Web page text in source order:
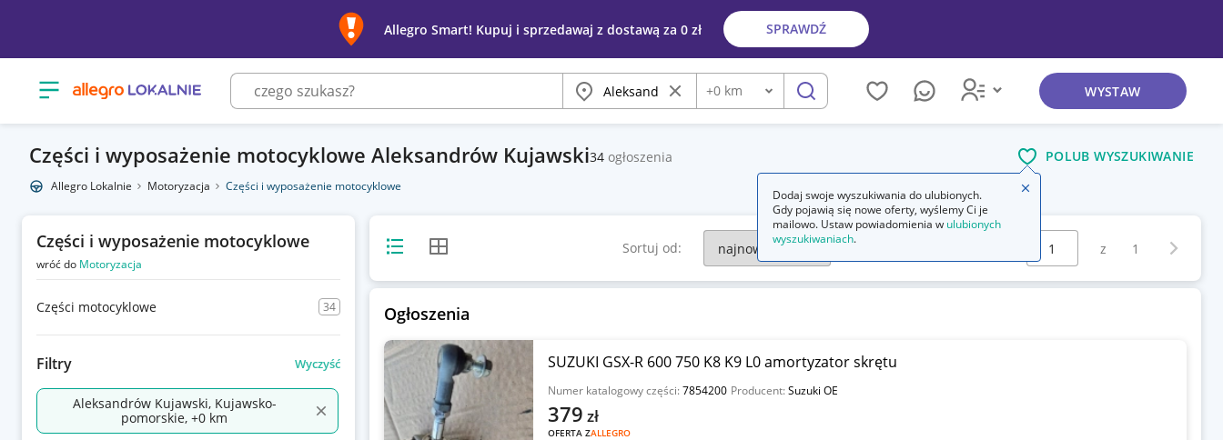
Allegro Smart! Kupuj i sprzedawaj z dostawą za 0 zł SPRAWDŹ
Otwórz menu z kategoriami Miasto Wyczyść frazę
Odległość
+0 km szukaj WYSTAW
Części i wyposażenie motocyklowe Aleksandrów Kujawski34 ogłoszenia POLUB WYSZUKIWANIE
Allegro Lokalnie Motoryzacja Części i wyposażenie motocyklowe
Części i wyposażenie motocyklowe
wróć do Motoryzacja
Części motocyklowe 34
Filtry Wyczyść
Aleksandrów Kujawski, Kujawsko-
pomorskie, +0 km
Widok listyWidok siatki Sortuj od:
Wybierz stronę:
z 1
Ogłoszenia
SUZUKI GSX-R 600 750 K8 K9 L0 amortyzator skrętu
Numer katalogowy części:7854200 Producent:Suzuki OE
OFERTA ZALLEGRO
379 zł
Dodaj swoje wyszukiwania do ulubionych.
Gdy pojawią się nowe oferty, wyślemy Ci je
mailowo. Ustaw powiadomienia w ulubionych
wyszukiwaniach.
Zamknij wskazówkę